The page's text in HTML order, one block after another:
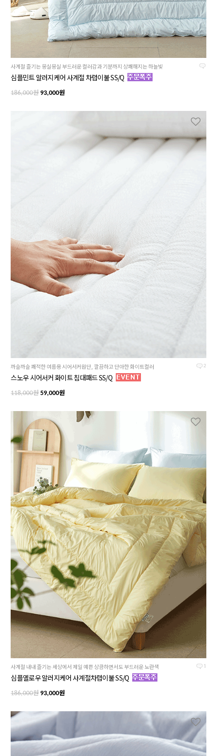
사계절 즐기는 몽실몽실 부드러운 컬러감과 기분까지 상쾌해지는 하늘빛
심플민트 알러지케어 사계절 차렵이불 SS/Q
186,000원93,000원
2
까슬까슬 쾌적한 여름용 시어서커원단, 깔끔하고 단아한 화이트컬러
스노우 시어서커 화이트 침대패드 SS/Q
118,000원59,000원
1
사계절 내내 즐기는 세상에서 제일 예쁜 상큼하면서도 부드러운 노란색
심플옐로우 알러지케어 사계절차렵이불 SS/Q
186,000원93,000원